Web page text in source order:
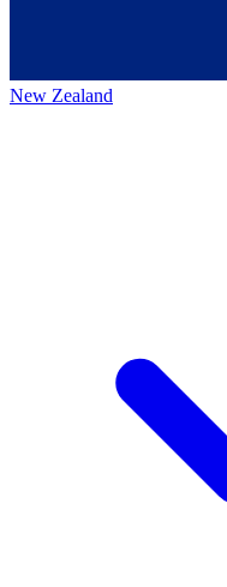
New Zealand